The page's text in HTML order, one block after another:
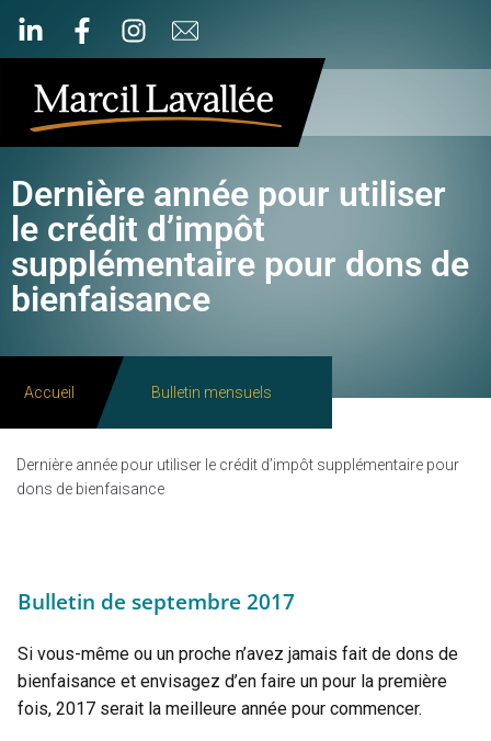
Dernière année pour utiliser
le crédit d’impôt
supplémentaire pour dons de
bienfaisance
Accueil Bulletin mensuels
Dernière année pour utiliser le crédit d’impôt supplémentaire pour
dons de bienfaisance
Bulletin de septembre 2017
Si vous-même ou un proche n’avez jamais fait de dons de
bienfaisance et envisagez d’en faire un pour la première
fois, 2017 serait la meilleure année pour commencer.